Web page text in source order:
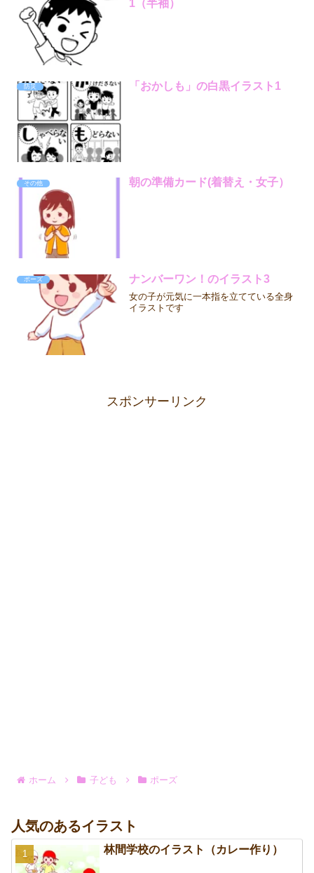
1（半袖）
防災 「おかしも」の白黒イラスト1
その他 朝の準備カード(着替え・女子）
ポーズ ナンバーワン！のイラスト3
女の子が元気に一本指を立てている全身
イラストです
スポンサーリンク
ホーム 子ども ポーズ
人気のあるイラスト
林間学校のイラスト（カレー作り）